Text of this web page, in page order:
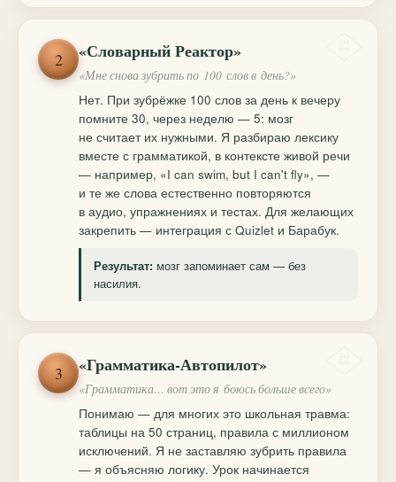
2 «Словарный Реактор»
«Мне снова зубрить по 100 слов в день?»
Нет. При зубрёжке 100 слов за день к вечеру
помните 30, через неделю — 5: мозг
не считает их нужными. Я разбираю лексику
вместе с грамматикой, в контексте живой речи
— например, «I can swim, but I can't fly», —
и те же слова естественно повторяются
в аудио, упражнениях и тестах. Для желающих
закрепить — интеграция с Quizlet и Барабук.
Результат: мозг запоминает сам — без
насилия.
3 «Грамматика-Автопилот»
«Грамматика… вот это я боюсь больше всего»
Понимаю — для многих это школьная травма:
таблицы на 50 страниц, правила с миллионом
исключений. Я не заставляю зубрить правила
— я объясняю логику. Урок начинается